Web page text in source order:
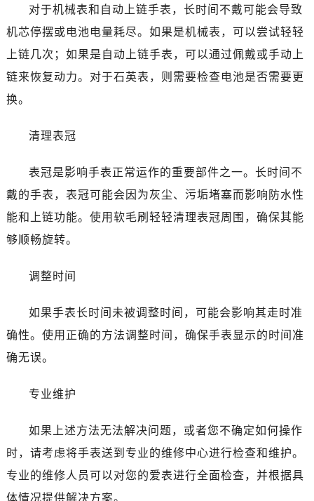
对于机械表和自动上链手表，长时间不戴可能会导致
机芯停摆或电池电量耗尽。如果是机械表，可以尝试轻轻
上链几次；如果是自动上链手表，可以通过佩戴或手动上
链来恢复动力。对于石英表，则需要检查电池是否需要更
换。
清理表冠
表冠是影响手表正常运作的重要部件之一。长时间不
戴的手表，表冠可能会因为灰尘、污垢堵塞而影响防水性
能和上链功能。使用软毛刷轻轻清理表冠周围，确保其能
够顺畅旋转。
调整时间
如果手表长时间未被调整时间，可能会影响其走时准
确性。使用正确的方法调整时间，确保手表显示的时间准
确无误。
专业维护
如果上述方法无法解决问题，或者您不确定如何操作
时，请考虑将手表送到专业的维修中心进行检查和维护。
专业的维修人员可以对您的爱表进行全面检查，并根据具
体情况提供解决方案。